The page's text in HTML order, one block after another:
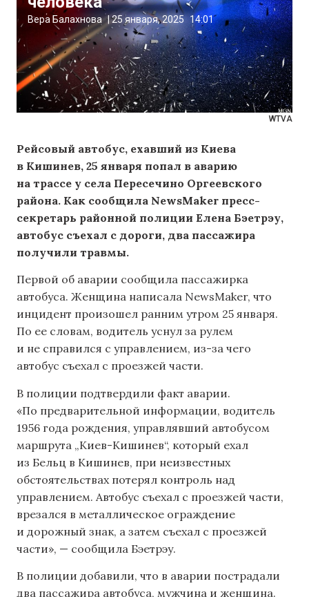
WTVA
Вера Балахнова 25 января, 2025 14:01
Рейсовый автобус, ехавший из Киева
в Кишинев, 25 января попал в аварию
на трассе у села Пересечино Оргеевского
района. Как сообщила NewsMaker пресс-
секретарь районной полиции Елена Бэетрэу,
автобус съехал с дороги, два пассажира
получили травмы.
Первой об аварии сообщила пассажирка
автобуса. Женщина написала NewsMaker, что
инцидент произошел ранним утром 25 января.
По ее словам, водитель уснул за рулем
и не справился с управлением, из-за чего
автобус съехал с проезжей части.
В полиции подтвердили факт аварии.
«По предварительной информации, водитель
1956 года рождения, управлявший автобусом
маршрута „Киев-Кишинев“, который ехал
из Бельц в Кишинев, при неизвестных
обстоятельствах потерял контроль над
управлением. Автобус съехал с проезжей части,
врезался в металлическое ограждение
и дорожный знак, а затем съехал с проезжей
части», — сообщила Бэетрэу.
В полиции добавили, что в аварии пострадали
два пассажира автобуса, мужчина и женщина.